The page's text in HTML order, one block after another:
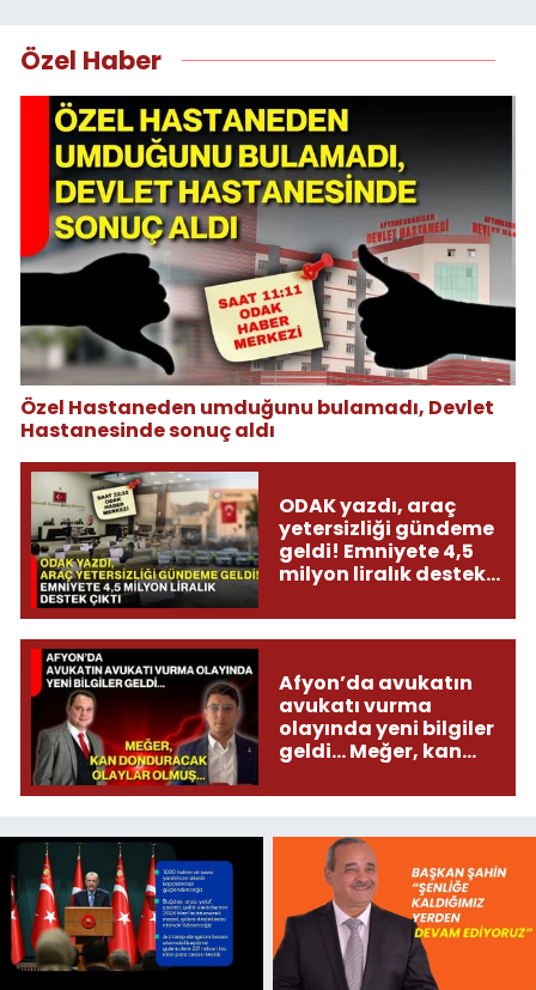
Özel Haber
Özel Hastaneden umduğunu bulamadı, Devlet
Hastanesinde sonuç aldı
ODAK yazdı, araç
yetersizliği gündeme
geldi! Emniyete 4,5
milyon liralık destek
Afyon’da avukatın
avukatı vurma
olayında yeni bilgiler
geldi... Meğer, kan
olmuş...